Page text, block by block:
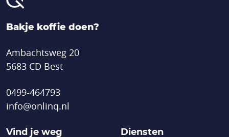
Bakje koffie doen?
Ambachtsweg 20
5683 CD Best
0499-464793
info@onlinq.nl
Vind je weg Diensten